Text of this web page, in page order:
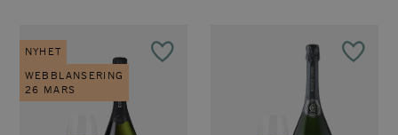
NYHET
WEBBLANSERING
26 MARS